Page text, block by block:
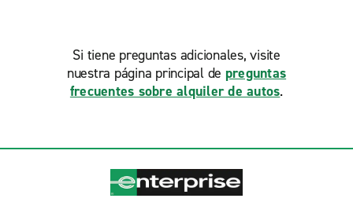
Si tiene preguntas adicionales, visite
nuestra página principal de preguntas
frecuentes sobre alquiler de autos.